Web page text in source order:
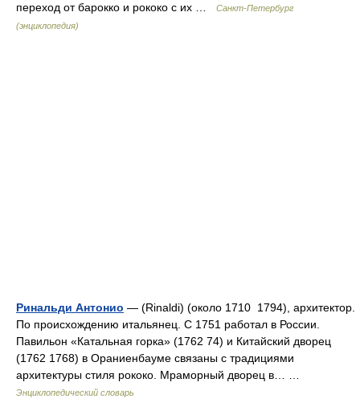
переход от барокко и рококо с их …
Санкт-Петербург
(энциклопедия)
Ринальди Антонио — (Rinaldi) (около 1710 1794), архитектор.
По происхождению итальянец. С 1751 работал в России.
Павильон «Катальная горка» (1762 74) и Китайский дворец
(1762 1768) в Ораниенбауме связаны с традициями
архитектуры стиля рококо. Мраморный дворец в… …
Энциклопедический словарь